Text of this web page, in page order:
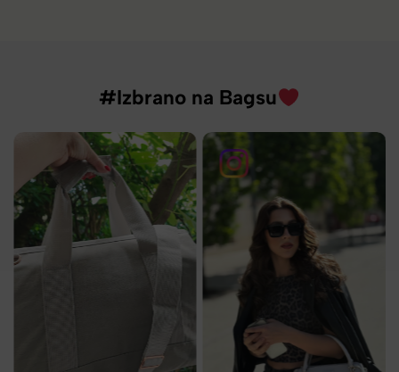
#Izbrano na Bagsu